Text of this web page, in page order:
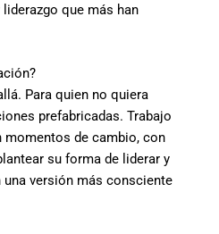
que más han
Para quien no quiera
prefabricadas. Trabajo
momentos de cambio, con
su forma de liderar y
versión más consciente